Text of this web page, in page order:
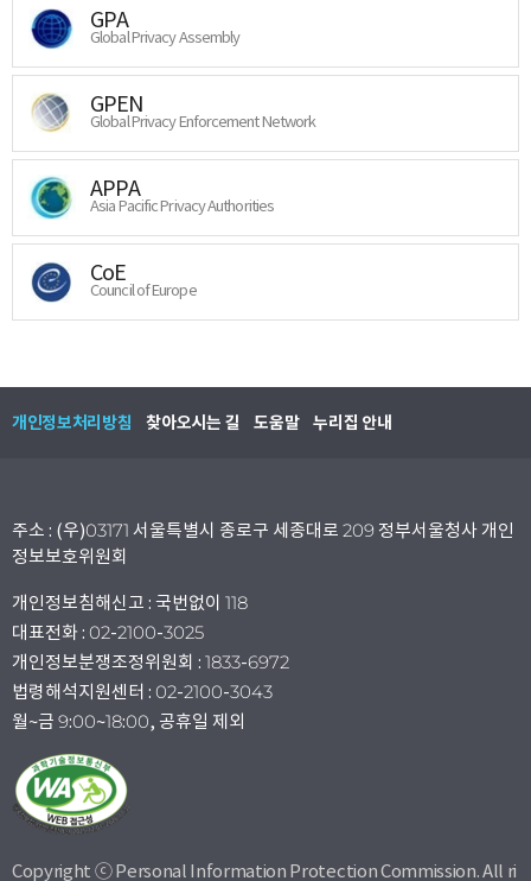
GPA
Global Privacy Assembly
GPEN
Global Privacy Enforcement Network
APPA
Asia Pacific Privacy Authorities
CoE
Council of Europe
개인정보처리방침 찾아오시는 길 도움말 누리집 안내
주소 : (우)03171 서울특별시 종로구 세종대로 209 정부서울청사 개인
정보보호위원회
개인정보침해신고 : 국번없이 118
대표전화 : 02-2100-3025
개인정보분쟁조정위원회 : 1833-6972
법령해석지원센터 : 02-2100-3043
월~금 9:00~18:00, 공휴일 제외
Copyright ⓒ Personal Information Protection Commission. All ri